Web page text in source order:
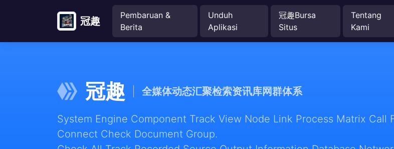
冠趣
Pembaruan &
Berita
Unduh
Aplikasi
冠趣Bursa
Situs
Tentang
Kami
冠趣 全媒体动态汇聚检索资讯库网群体系
System Engine Component Track View Node Link Process Matrix Call
Connect Check Document Group.